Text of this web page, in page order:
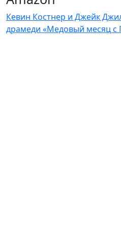
Кевин Костнер и Джейк
драмеди «Медовый месяц с